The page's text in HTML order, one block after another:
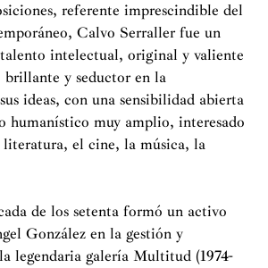
referente imprescindible del
Calvo Serraller fue un
intelectual, original y valiente
brillante y seductor en la
ideas, con una sensibilidad abierta
humanístico muy amplio, interesado
el cine, la música, la
de los setenta formó un activo
González en la gestión y
legendaria galería Multitud (1974-